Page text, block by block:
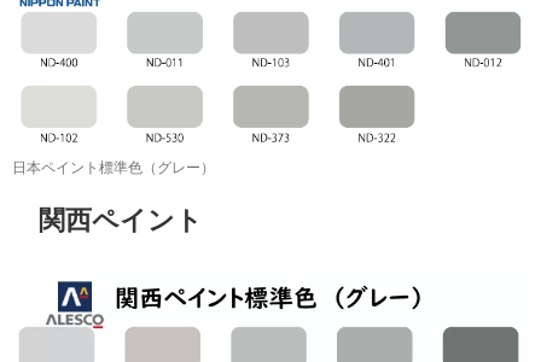
日本ペイント標準色（グレー）
関西ペイント